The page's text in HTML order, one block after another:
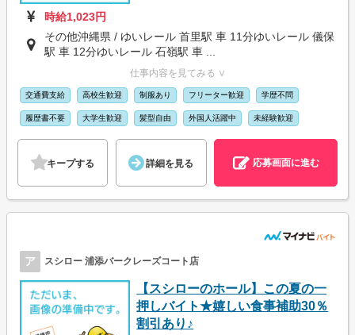
時給1,023円
その他沖縄県 / ゆいレール 首里駅 車 11分ゆいレール 儀保
駅 車 12分ゆいレール 石嶺駅 車 ...
仕事内容を見てみる ∨
交通費支給 高校生歓迎 制服あり フリーター歓迎 学歴不問
履歴書不要 大学生歓迎 髪型自由 外国人活躍中 未経験歓迎
キープする 詳細を見る 応募画面に進む
ア スシロー 浦添バークレーズコート店
【スシローのホール】この夏の一
押しバイト★嬉しい食事補助30％
割引あり♪